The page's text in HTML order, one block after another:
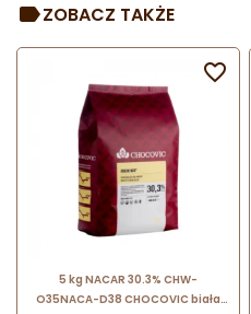
ZOBACZ TAKŻE
5 kg NACAR 30.3% CHW-
O35NACA-D38 CHOCOVIC biała
